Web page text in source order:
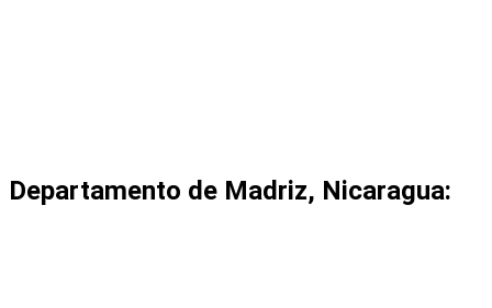
Departamento de Madriz, Nicaragua: